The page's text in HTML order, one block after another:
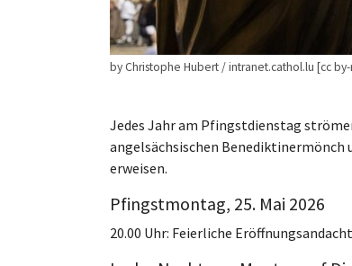
by Christophe Hubert / intranet.cathol.lu [cc
Jedes Jahr am Pfingstdienstag
angelsächsischen Benediktinermönch
erweisen.
Pfingstmontag, 25. Mai 2026
20.00 Uhr: Feierliche